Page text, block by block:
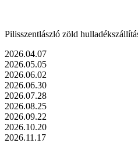
Pilisszentlászló zöld
2026.04.07
2026.05.05
2026.06.02
2026.06.30
2026.07.28
2026.08.25
2026.09.22
2026.10.20
2026.11.17